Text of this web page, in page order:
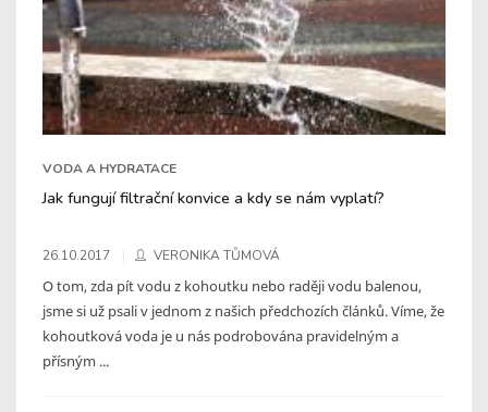
VODA A HYDRATACE
Jak fungují filtrační konvice a kdy se nám vyplatí?
26.10.2017 VERONIKA TŮMOVÁ
O tom, zda pít vodu z kohoutku nebo raději vodu balenou,
jsme si už psali v jednom z našich předchozích článků. Víme, že
kohoutková voda je u nás podrobována pravidelným a
přísným ...